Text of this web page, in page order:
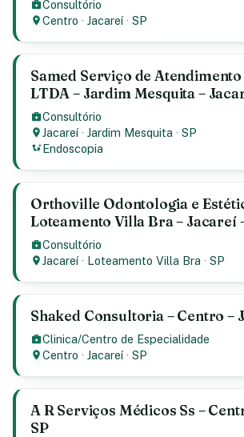
Consultório
Centro ·Jacareí ·SP
Samed Serviço de Atendimento
LTDA – Jardim Mesquita –
Consultório
Jacareí ·Jardim Mesquita ·SP
Endoscopia
Orthoville Odontologia e
Loteamento Villa Bra – Jacareí
Consultório
Jacareí · Loteamento Villa Bra ·SP
Shaked Consultoria – Centro –
Clinica/Centro de Especialidade
Centro ·Jacareí ·SP
A R Serviços Médicos Ss –
SP